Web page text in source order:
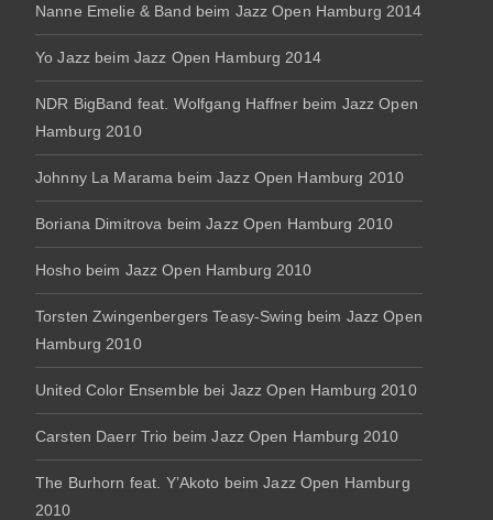
Nanne Emelie & Band beim Jazz Open Hamburg 2014
Yo Jazz beim Jazz Open Hamburg 2014
NDR BigBand feat. Wolfgang Haffner beim Jazz Open
Hamburg 2010
Johnny La Marama beim Jazz Open Hamburg 2010
Boriana Dimitrova beim Jazz Open Hamburg 2010
Hosho beim Jazz Open Hamburg 2010
Torsten Zwingenbergers Teasy-Swing beim Jazz Open
Hamburg 2010
United Color Ensemble bei Jazz Open Hamburg 2010
Carsten Daerr Trio beim Jazz Open Hamburg 2010
The Burhorn feat. Y’Akoto beim Jazz Open Hamburg
2010